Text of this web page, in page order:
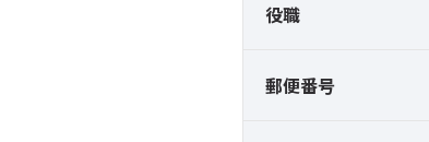
役職
郵便番号